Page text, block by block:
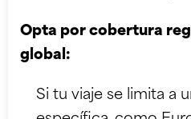
Opta por cobertura
global:
Si tu viaje se limita a